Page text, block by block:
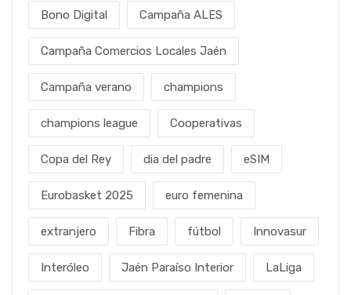
Bono Digital Campaña ALES
Campaña Comercios Locales Jaén
Campaña verano champions
champions league Cooperativas
Copa del Rey dia del padre eSIM
Eurobasket 2025 euro femenina
extranjero Fibra fútbol Innovasur
Interóleo Jaén Paraíso Interior LaLiga